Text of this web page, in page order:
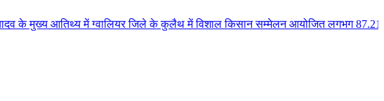
जिले के कुलैथ में विशाल किसान सम्मेलन आयोजित लगभग 87.21 करोड़ लागत के